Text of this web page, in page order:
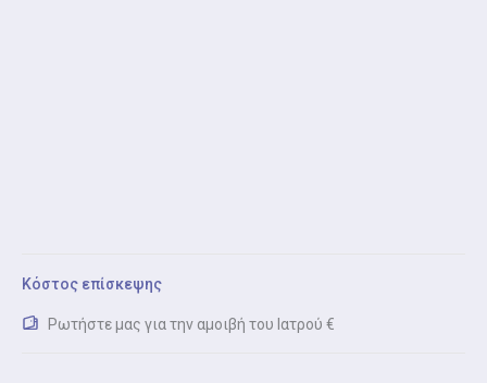
Κόστος επίσκεψης
Ρωτήστε μας για την αμοιβή του Ιατρού €